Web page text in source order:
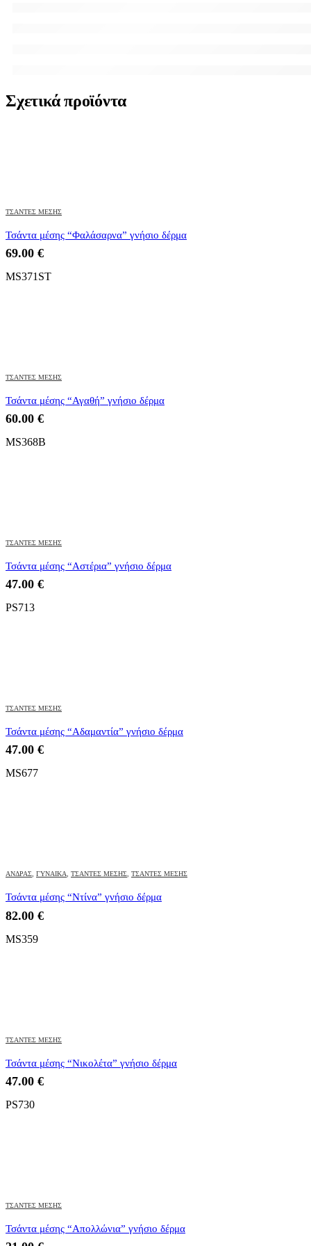
Σχετικά προϊόντα
ΤΣΑΝΤΕΣ ΜΕΣΗΣ
Τσάντα μέσης “Φαλάσαρνα” γνήσιο δέρμα
69.00 €
MS371ST
ΤΣΑΝΤΕΣ ΜΕΣΗΣ
Τσάντα μέσης “Αγαθή” γνήσιο δέρμα
60.00 €
MS368B
ΤΣΑΝΤΕΣ ΜΕΣΗΣ
Τσάντα μέσης “Αστέρια” γνήσιο δέρμα
47.00 €
PS713
ΤΣΑΝΤΕΣ ΜΕΣΗΣ
Τσάντα μέσης “Αδαμαντία” γνήσιο δέρμα
47.00 €
MS677
ΑΝΔΡΑΣ, ΓΥΝΑΙΚΑ, ΤΣΑΝΤΕΣ ΜΕΣΗΣ, ΤΣΑΝΤΕΣ ΜΕΣΗΣ
Τσάντα μέσης “Ντίνα” γνήσιο δέρμα
82.00 €
MS359
ΤΣΑΝΤΕΣ ΜΕΣΗΣ
Τσάντα μέσης “Νικολέτα” γνήσιο δέρμα
47.00 €
PS730
ΤΣΑΝΤΕΣ ΜΕΣΗΣ
Τσάντα μέσης “Απολλώνια” γνήσιο δέρμα